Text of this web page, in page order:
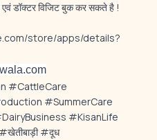
एवं डॉक्टर विजिट बुक कर सकते है !
store/apps/details?
#CattleCare
#SummerCare
#KisanLife
#दूध